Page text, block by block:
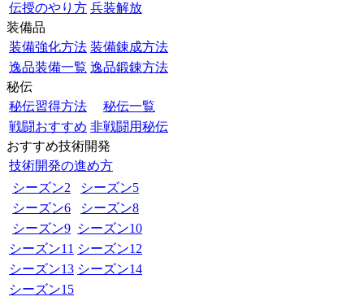
伝授のやり方 兵装解放
装備品
装備強化方法 装備錬成方法
逸品装備一覧 逸品鍛錬方法
秘伝
秘伝習得方法
秘伝一覧
戦闘おすすめ 非戦闘用秘伝
おすすめ技術開発
技術開発の進め方
シーズン2
シーズン5
シーズン6
シーズン8
シーズン9 シーズン10
シーズン11 シーズン12
シーズン13 シーズン14
シーズン15